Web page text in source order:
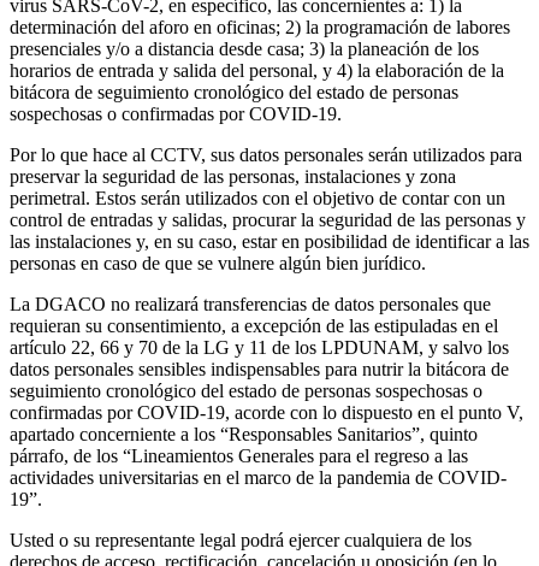
virus SARS-CoV-2, en específico, las concernientes a: 1) la
determinación del aforo en oficinas; 2) la programación de labores
presenciales y/o a distancia desde casa; 3) la planeación de los
horarios de entrada y salida del personal, y 4) la elaboración de la
bitácora de seguimiento cronológico del estado de personas
sospechosas o confirmadas por COVID-19.
Por lo que hace al CCTV, sus datos personales serán utilizados para
preservar la seguridad de las personas, instalaciones y zona
perimetral. Estos serán utilizados con el objetivo de contar con un
control de entradas y salidas, procurar la seguridad de las personas y
las instalaciones y, en su caso, estar en posibilidad de identificar a las
personas en caso de que se vulnere algún bien jurídico.
La DGACO no realizará transferencias de datos personales que
requieran su consentimiento, a excepción de las estipuladas en el
artículo 22, 66 y 70 de la LG y 11 de los LPDUNAM, y salvo los
datos personales sensibles indispensables para nutrir la bitácora de
seguimiento cronológico del estado de personas sospechosas o
confirmadas por COVID-19, acorde con lo dispuesto en el punto V,
apartado concerniente a los “Responsables Sanitarios”, quinto
párrafo, de los “Lineamientos Generales para el regreso a las
actividades universitarias en el marco de la pandemia de COVID-
19”.
Usted o su representante legal podrá ejercer cualquiera de los